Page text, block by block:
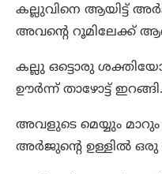
കല്ലുവിനെ ആയിട്ട്
അവന്റെ റൂമിലേക്ക്
കല്ലു ഒട്ടൊരു
ഊർന്ന് താഴോട്ട് ഇറങ്ങി.
അവളുടെ മെയ്യും
അർജുന്റെ ഉള്ളിൽ ഒരു